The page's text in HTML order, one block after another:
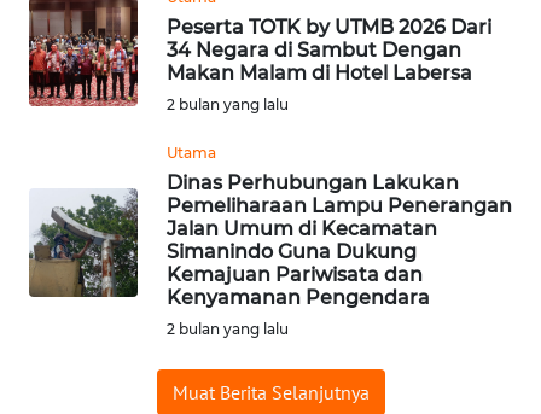
Peserta TOTK by UTMB 2026 Dari
34 Negara di Sambut Dengan
Makan Malam di Hotel Labersa
2 bulan yang lalu
Utama
Dinas Perhubungan Lakukan
Pemeliharaan Lampu Penerangan
Jalan Umum di Kecamatan
Simanindo Guna Dukung
Kemajuan Pariwisata dan
Kenyamanan Pengendara
2 bulan yang lalu
Muat Berita Selanjutnya
WN
SUKABUMI
WN
PRIANGAN
TIMUR